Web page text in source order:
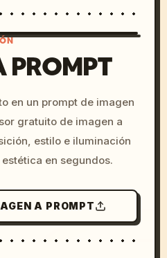
c, cyberpunk sunset, neon
colors, 8k --v 6.0
PROMPT
en un prompt de imagen
gratuito de imagen a
estilo e iluminación
en segundos.
A PROMPT